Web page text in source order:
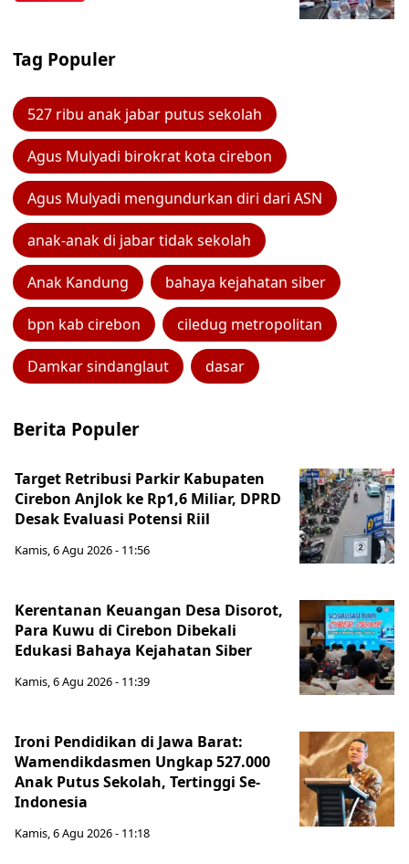
Tag Populer
527 ribu anak jabar putus sekolah
Agus Mulyadi birokrat kota cirebon
Agus Mulyadi mengundurkan diri dari ASN
anak-anak di jabar tidak sekolah
Anak Kandung bahaya kejahatan siber
bpn kab cirebon ciledug metropolitan
Damkar sindanglaut dasar
Berita Populer
Target Retribusi Parkir Kabupaten
Cirebon Anjlok ke Rp1,6 Miliar, DPRD
Desak Evaluasi Potensi Riil
Kamis, 6 Agu 2026 - 11:56
Kerentanan Keuangan Desa Disorot,
Para Kuwu di Cirebon Dibekali
Edukasi Bahaya Kejahatan Siber
Kamis, 6 Agu 2026 - 11:39
Ironi Pendidikan di Jawa Barat:
Wamendikdasmen Ungkap 527.000
Anak Putus Sekolah, Tertinggi Se-
Indonesia
Kamis, 6 Agu 2026 - 11:18